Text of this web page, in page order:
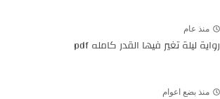
منذ عام
رواية ليلة تغير فيها القدر كامله pdf
منذ بضع اعوام